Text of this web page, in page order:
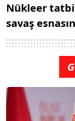
Nükleer
savaş